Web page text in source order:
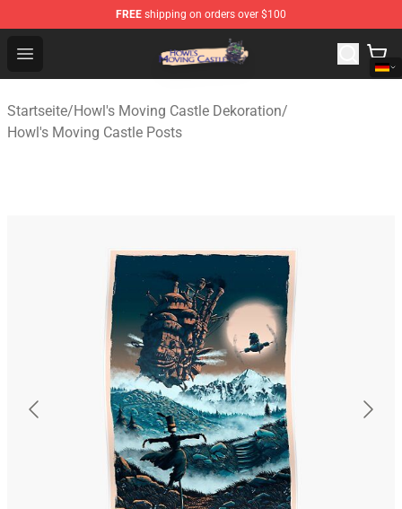
FREE shipping on orders over $100
Open menu
Howl's Moving Castle Store - Official Howl's Moving
Startseite/Howl's Moving Castle Dekoration/
Howl's Moving Castle Posts